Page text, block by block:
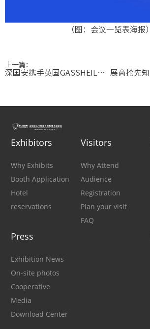
（图：会议一览表海报）
上一篇：
深囯安携手英国GASSHEILD可燃气体传感器亮相
Exhibitors
Why Exhibits
Booth Application
Hotel
reservations
Visitors
Why Attend
Audience
Registration
Plan your visit
FAQ
Press
Exhibition News
On-site photos
Cooperative
Media
Download Center